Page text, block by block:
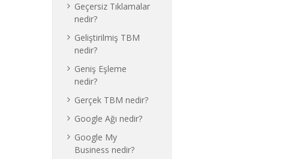
Geçersiz Tıklamalar
nedir?
Geliştirilmiş TBM
nedir?
Geniş Eşleme
nedir?
Gerçek TBM nedir?
Google Ağı nedir?
Google My
Business nedir?